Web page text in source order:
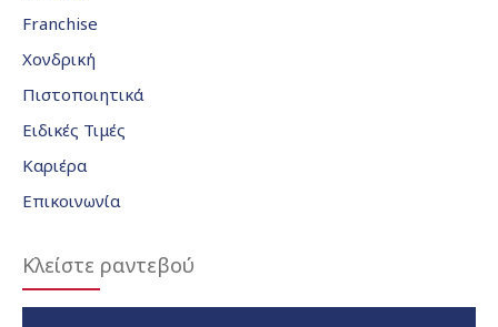
Franchise
Χονδρική
Πιστοποιητικά
Ειδικές Τιμές
Καριέρα
Επικοινωνία
Κλείστε ραντεβού